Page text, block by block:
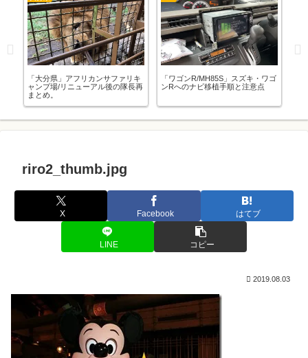
「大分県」アフリカンサファリキ
ャンプ場/リニューアル後の隊長再
まとめ。
「ワゴンR/MH85S」スズキ・ワゴ
ンRへのナビ移植手順と注意点
riro2_thumb.jpg
X Facebook はてブ
LINE コピー
2019.08.03